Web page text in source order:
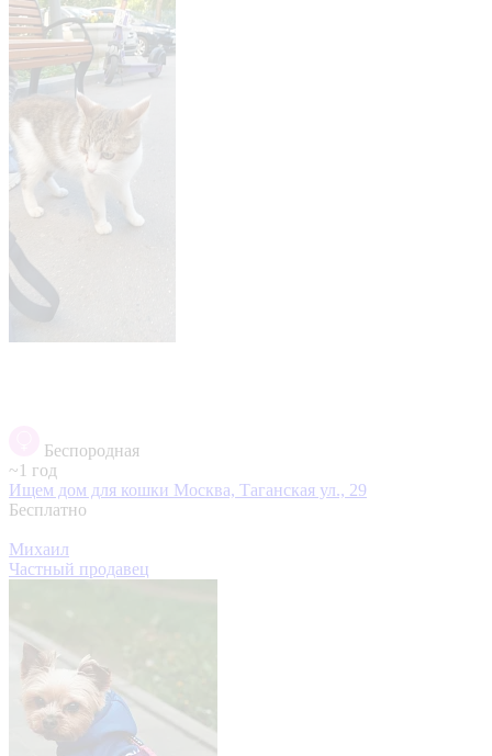
Беспородная
~1 год
Ищем дом для кошки Москва, Таганская ул., 29
Бесплатно
Михаил
Частный продавец